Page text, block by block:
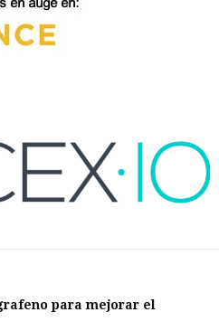
para mejorar el